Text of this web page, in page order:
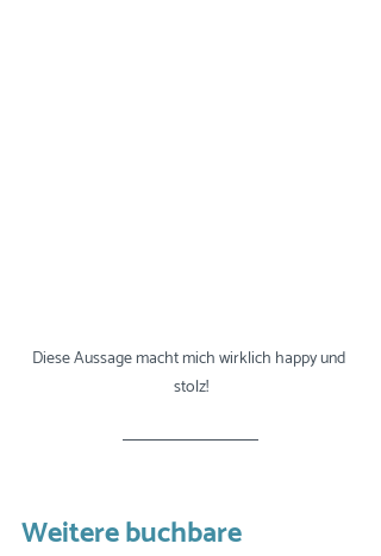
Diese Aussage macht mich wirklich happy und
stolz!
Weitere buchbare